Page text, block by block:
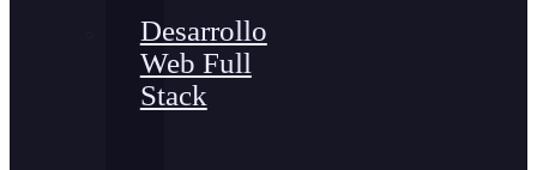
Desarrollo
Web Full
Stack